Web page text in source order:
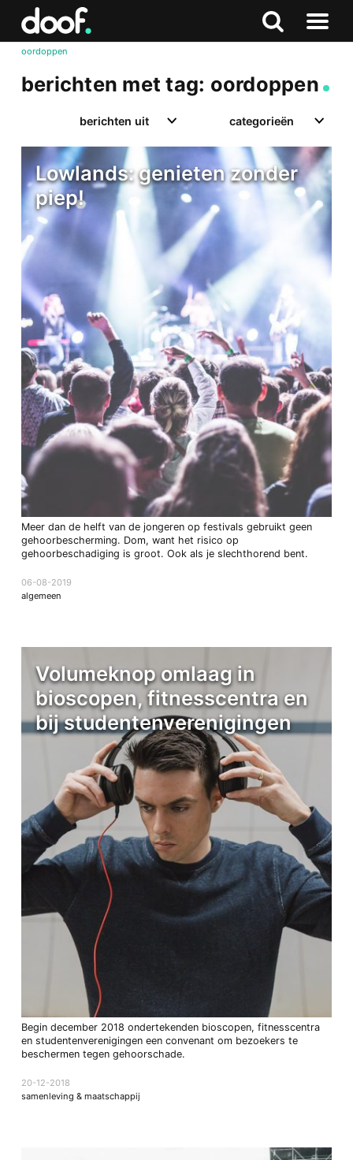
Zoeken
Naar
oordoppen
berichten met tag: oordoppen
berichten uit categorieën
Lowlands: genieten zonder
piep!
Meer dan de helft van de jongeren op festivals gebruikt geen
gehoorbescherming. Dom, want het risico op
gehoorbeschadiging is groot. Ook als je slechthorend bent.
06-08-2019
algemeen
Volumeknop omlaag in
bioscopen, fitnesscentra en
bij studentenverenigingen
Begin december 2018 ondertekenden bioscopen, fitnesscentra
en studentenverenigingen een convenant om bezoekers te
beschermen tegen gehoorschade.
20-12-2018
samenleving & maatschappij
Doof.nl
Zoeken